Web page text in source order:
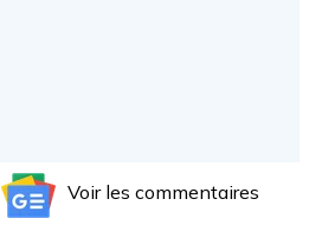
WhatsAppVoir les commentaires